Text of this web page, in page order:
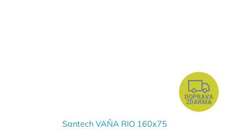
Z
A
DOPRAVA
ZDARMA
Santech VAŇA RIO 160x75